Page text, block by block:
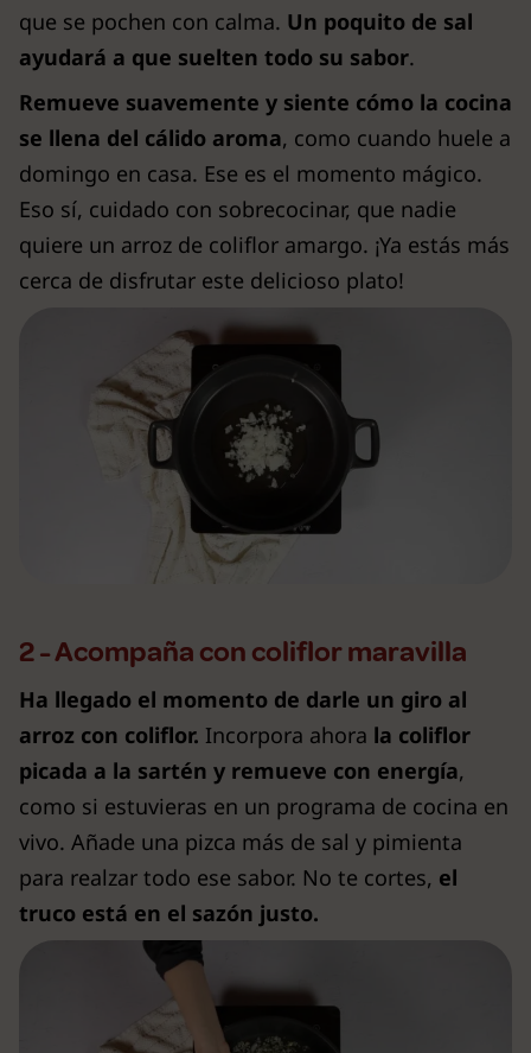
que se pochen con calma. Un poquito de sal
ayudará a que suelten todo su sabor.
Remueve suavemente y siente cómo la cocina
se llena del cálido aroma, como cuando huele a
domingo en casa. Ese es el momento mágico.
Eso sí, cuidado con sobrecocinar, que nadie
quiere un arroz de coliflor amargo. ¡Ya estás más
cerca de disfrutar este delicioso plato!
2 - Acompaña con coliflor maravilla
Ha llegado el momento de darle un giro al
arroz con coliflor. Incorpora ahora la coliflor
picada a la sartén y remueve con energía,
como si estuvieras en un programa de cocina en
vivo. Añade una pizca más de sal y pimienta
para realzar todo ese sabor. No te cortes, el
truco está en el sazón justo.